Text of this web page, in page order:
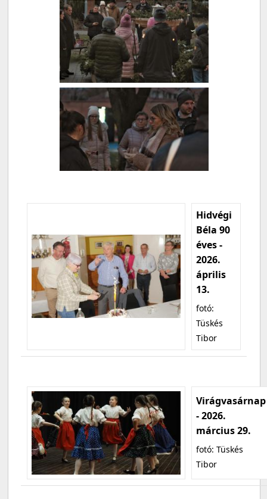
Hidvégi
Béla 90
éves -
2026.
április
13.
fotó:
Tüskés
Tibor
Virágvasárnap
- 2026.
március 29.
fotó: Tüskés
Tibor